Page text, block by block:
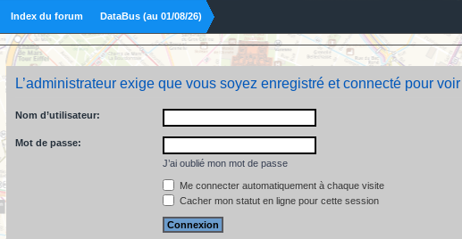
Index du forum DataBus (au 01/08/26)
L’administrateur exige que vous soyez enregistré et connecté pour
Nom d’utilisateur:
Mot de passe:
J’ai oublié mon mot de passe
Me connecter automatiquement à chaque visite
Cacher mon statut en ligne pour cette session